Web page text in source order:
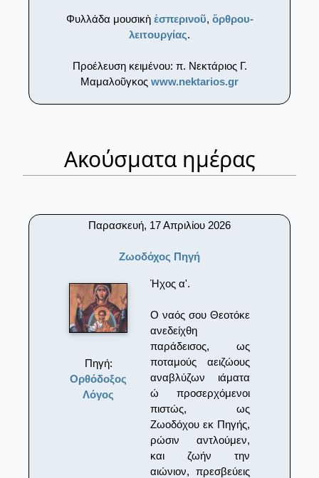
Φυλλάδα μουσικὴ ἑσπερινοῦ, ὄρθρου-
λειτουργίας.
Προέλευση κειμένου: π. Νεκτάριος Γ.
Μαμαλοῦγκος www.nektarios.gr
Ακούσματα ημέρας
Παρασκευή, 17 Απριλίου 2026
Ζωοδόχος Πηγή
Πηγή:
Ορθόδοξος
Λόγος
Ήχος α'.
Ο ναός σου Θεοτόκε
ανεδείχθη
παράδεισος, ως
ποταμούς αειζώους
αναβλύζων ιάματα
ώ προσερχόμενοι
πιστώς, ως
Ζωοδόχου εκ Πηγής,
ρώσιν αντλούμεν,
και ζωήν την
αιώνιον, πρεσβεύεις